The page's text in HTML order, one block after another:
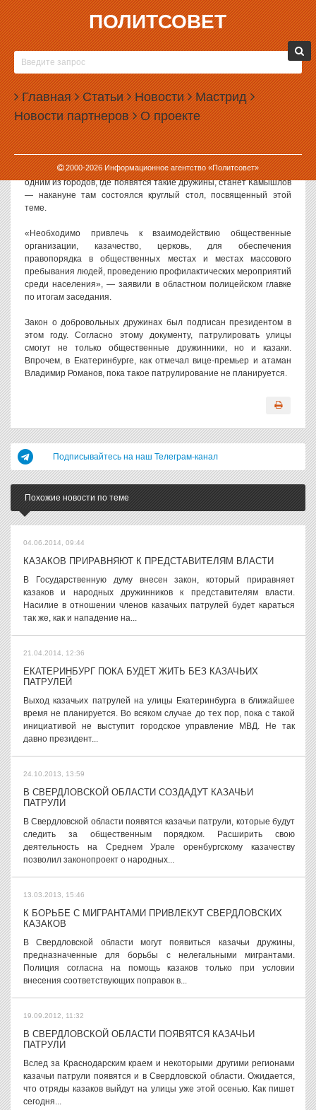
ПОЛИТСОВЕТ
Главная Статьи Новости Мастрид
Новости партнеров О проекте
2000-2026Информационное агентство «Политсовет»
09.06.2014, 13:49
НА УРАЛЕ ПОЛИЦИЯ ПРИБЕГНЕТ К ПОМОЩИ
КАЗАКОВ И СВЯЩЕННИКОВ
В Свердловской области постепенно начинает реализовываться
закон о добровольных народных дружинах. Полицейские
собираются привлечь к охране общественного порядка не только
казаков, но и служителей РПЦ.
Как сообщают в пресс-службе ГУ МВД по Свердловской области,
одним из городов, где появятся такие дружины, станет Камышлов
— накануне там состоялся круглый стол, посвященный этой
теме.
«Необходимо привлечь к взаимодействию общественные
организации, казачество, церковь, для обеспечения
правопорядка в общественных местах и местах массового
пребывания людей, проведению профилактических мероприятий
среди населения», — заявили в областном полицейском главке
по итогам заседания.
Закон о добровольных дружинах был подписан президентом в
этом году. Согласно этому документу, патрулировать улицы
смогут не только общественные дружинники, но и казаки.
Впрочем, в Екатеринбурге, как отмечал вице-премьер и атаман
Владимир Романов, пока такое патрулирование не планируется.
Подписывайтесь на наш Телеграм-канал
Похожие новости по теме
04.06.2014, 09:44
КАЗАКОВ ПРИРАВНЯЮТ К ПРЕДСТАВИТЕЛЯМ ВЛАСТИ
В Государственную думу внесен закон, который приравняет
казаков и народных дружинников к представителям власти.
Насилие в отношении членов казачьих патрулей будет караться
так же, как и нападение на...
21.04.2014, 12:36
ЕКАТЕРИНБУРГ ПОКА БУДЕТ ЖИТЬ БЕЗ КАЗАЧЬИХ
ПАТРУЛЕЙ
Выход казачьих патрулей на улицы Екатеринбурга в ближайшее
время не планируется. Во всяком случае до тех пор, пока с такой
инициативой не выступит городское управление МВД. Не так
давно президент...
24.10.2013, 13:59
В СВЕРДЛОВСКОЙ ОБЛАСТИ СОЗДАДУТ КАЗАЧЬИ
ПАТРУЛИ
В Свердловской области появятся казачьи патрули, которые будут
следить за общественным порядком. Расширить свою
деятельность на Среднем Урале оренбургскому казачеству
позволил законопроект о народных...
13.03.2013, 15:46
К БОРЬБЕ С МИГРАНТАМИ ПРИВЛЕКУТ СВЕРДЛОВСКИХ
КАЗАКОВ
В Свердловской области могут появиться казачьи дружины,
предназначенные для борьбы с нелегальными мигрантами.
Полиция согласна на помощь казаков только при условии
внесения соответствующих поправок в...
19.09.2012, 11:32
В СВЕРДЛОВСКОЙ ОБЛАСТИ ПОЯВЯТСЯ КАЗАЧЬИ
ПАТРУЛИ
Вслед за Краснодарским краем и некоторыми другими регионами
казачьи патрули появятся и в Свердловской области. Ожидается,
что отряды казаков выйдут на улицы уже этой осенью. Как пишет
сегодня...